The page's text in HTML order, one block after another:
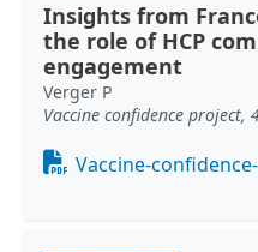
Insights from
the role of HCP
engagement
Verger P
Vaccine confidence project,
Document
Vaccine-